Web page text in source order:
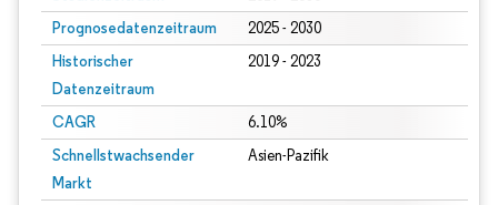
Prognosedatenzeitraum 2025 - 2030
Historischer
Datenzeitraum
2019 - 2023
CAGR 6.10%
Schnellstwachsender
Markt
Asien-Pazifik